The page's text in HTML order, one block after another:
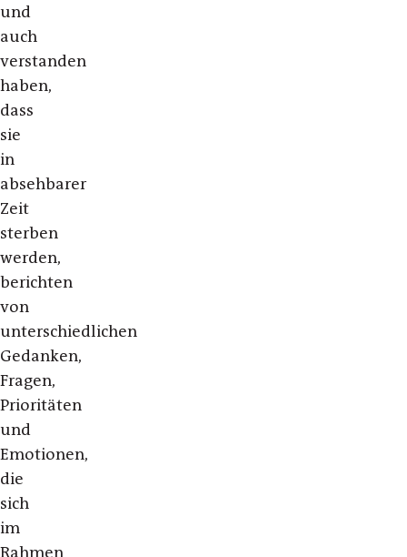
und
auch
verstanden
haben,
dass
sie
in
absehbarer
Zeit
sterben
werden,
berichten
von
unterschiedlichen
Gedanken,
Fragen,
Prioritäten
und
Emotionen,
die
sich
im